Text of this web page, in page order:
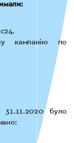
кампанію по
було